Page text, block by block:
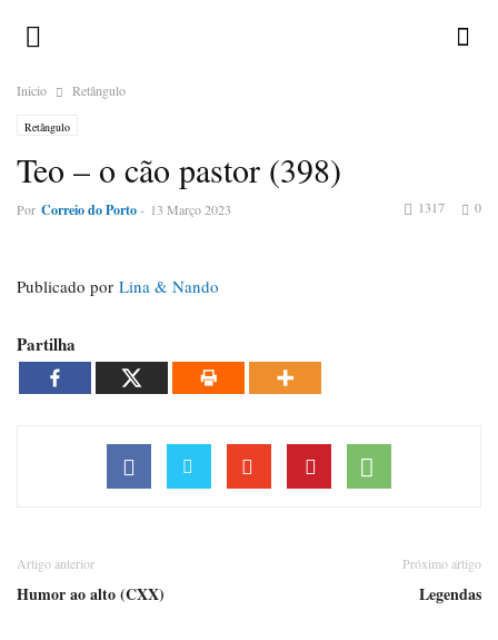
Inicio Retângulo
Retângulo
Teo – o cão pastor (398)
Por Correio do Porto- 13 Março 2023 0
1317
Publicado por Lina & Nando
Partilha
Artigo anterior
Humor ao alto (CXX)
Próximo artigo
Legendas